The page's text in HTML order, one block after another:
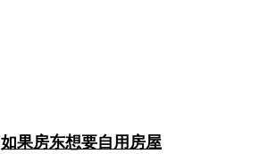
如果房东想要自用房屋